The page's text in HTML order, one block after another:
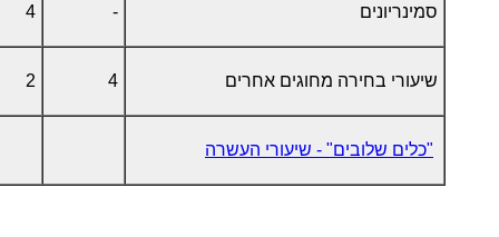
סמינריונים -
4
שיעורי בחירה מחוגים אחרים 4
2
"כלים שלובים" - שיעורי העשרה